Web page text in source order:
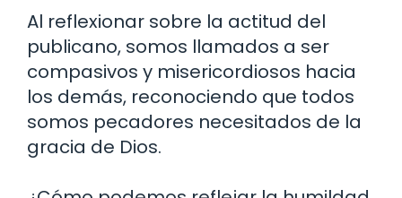
Al reflexionar sobre la actitud del
publicano, somos llamados a ser
compasivos y misericordiosos hacia
los demás, reconociendo que todos
somos pecadores necesitados de la
gracia de Dios.